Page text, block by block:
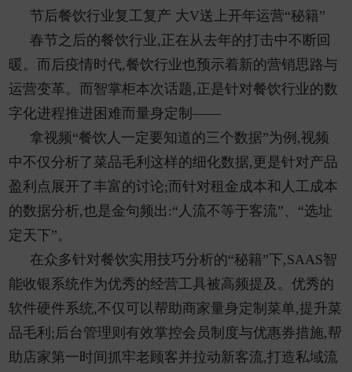
节后餐饮行业复工复产 大V送上开年运营“秘籍”
春节之后的餐饮行业,正在从去年的打击中不断回
暖。而后疫情时代,餐饮行业也预示着新的营销思路与
运营变革。而智掌柜本次话题,正是针对餐饮行业的数
字化进程推进困难而量身定制——
拿视频“餐饮人一定要知道的三个数据”为例,视频
中不仅分析了菜品毛利这样的细化数据,更是针对产品
盈利点展开了丰富的讨论;而针对租金成本和人工成本
的数据分析,也是金句频出:“人流不等于客流”、“选址
定天下”。
在众多针对餐饮实用技巧分析的“秘籍”下,SAAS智
能收银系统作为优秀的经营工具被高频提及。优秀的
软件硬件系统,不仅可以帮助商家量身定制菜单,提升菜
品毛利;后台管理则有效掌控会员制度与优惠券措施,帮
助店家第一时间抓牢老顾客并拉动新客流,打造私域流